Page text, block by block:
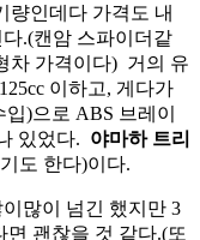
량인데다 가격도 내
.(캔암 스파이더같
차 가격이다) 거의 유
이하고, 게다가
)으로 ABS 브레이
있었다. 야마하 트리
도 한다)이다.
많이 넘긴 했지만 3
괜찮을 것 같다.(또